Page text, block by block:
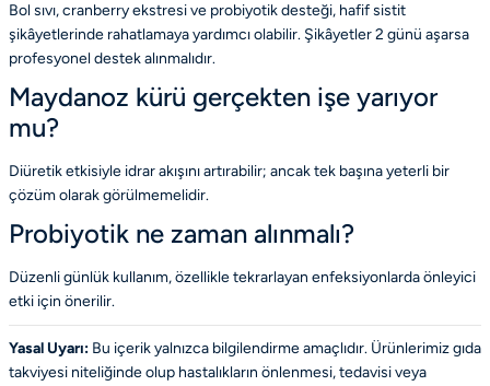
Bol sıvı, cranberry ekstresi ve probiyotik desteği, hafif sistit
şikâyetlerinde rahatlamaya yardımcı olabilir. Şikâyetler 2 günü aşarsa
profesyonel destek alınmalıdır.
Maydanoz kürü gerçekten işe yarıyor
mu?
Diüretik etkisiyle idrar akışını artırabilir; ancak tek başına yeterli bir
çözüm olarak görülmemelidir.
Probiyotik ne zaman alınmalı?
Düzenli günlük kullanım, özellikle tekrarlayan enfeksiyonlarda önleyici
etki için önerilir.
Yasal Uyarı: Bu içerik yalnızca bilgilendirme amaçlıdır. Ürünlerimiz gıda
takviyesi niteliğinde olup hastalıkların önlenmesi, tedavisi veya